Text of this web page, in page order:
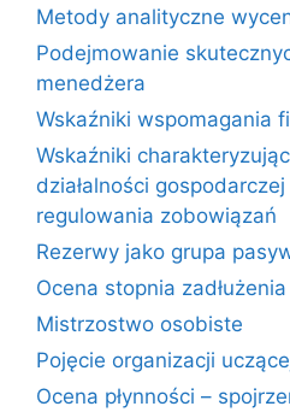
Metody analityczne
Podejmowanie
menedżera
Wskaźniki wspomagania
Wskaźniki
działalności
regulowania zobowiązań
Rezerwy jako grupa
Ocena stopnia zadłużenia
Mistrzostwo osobiste
Pojęcie organizacji
Ocena płynności –